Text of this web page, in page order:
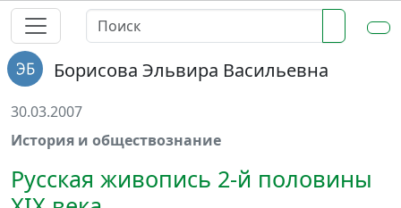
Борисова Эльвира Васильевна
30.03.2007
История и обществознание
Русская живопись 2-й половины